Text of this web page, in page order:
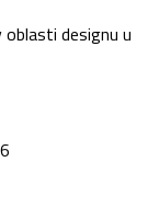
designu u